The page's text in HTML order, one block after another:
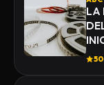
LA
50